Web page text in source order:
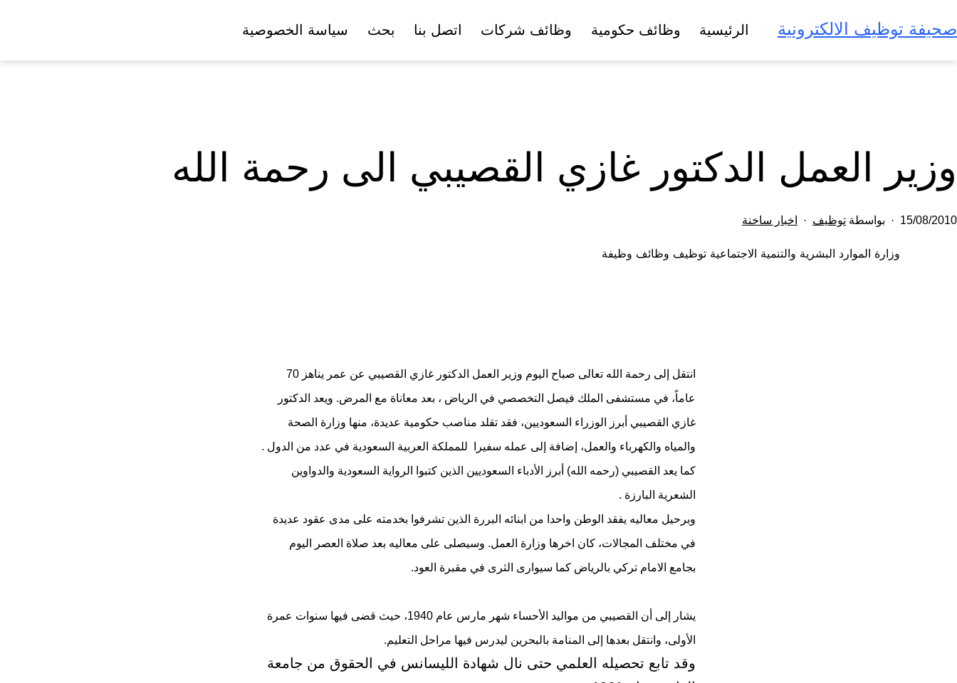
إلى
المحتوى
صحيفة توظيف الالكترونية الرئيسية وظائف حكومية وظائف شركات اتصل بنا بحث سياسة الخصوصية
وزير العمل الدكتور غازي القصيبي الى رحمة الله
تم
في
15/08/2010 بواسطة توظيف اخبار ساخنة
وزارة الموارد البشرية والتنمية الاجتماعية توظيف وظائف وظيفة
انتقل إلى رحمة الله تعالى صباح اليوم وزير العمل الدكتور غازي القصيبي عن عمر يناهز 70
عاماً، في مستشفى الملك فيصل التخصصي في الرياض ، بعد معاناة مع المرض. ويعد الدكتور
غازي القصيبي أبرز الوزراء السعوديين، فقد تقلد مناصب حكومية عديدة، منها وزارة الصحة
والمياه والكهرباء والعمل، إضافة إلى عمله سفيرا للمملكة العربية السعودية في عدد من الدول .
كما يعد القصيبي (رحمه الله) أبرز الأدباء السعوديين الذين كتبوا الرواية السعودية والدواوين
الشعرية البارزة .
وبرحيل معاليه يفقد الوطن واحدا من ابنائه البررة الذين تشرفوا بخدمته على مدى عقود عديدة
في مختلف المجالات، كان اخرها وزارة العمل. وسيصلى على معاليه بعد صلاة العصر اليوم
بجامع الامام تركي بالرياض كما سيوارى الثرى في مقبرة العود.
يشار إلى أن القصيبي من مواليد الأحساء شهر مارس عام 1940، حيث قضى فيها سنوات عمرة
الأولى، وانتقل بعدها إلى المنامة بالبحرين ليدرس فيها مراحل التعليم.
وقد تابع تحصيله العلمي حتى نال شهادة الليسانس في الحقوق من جامعة